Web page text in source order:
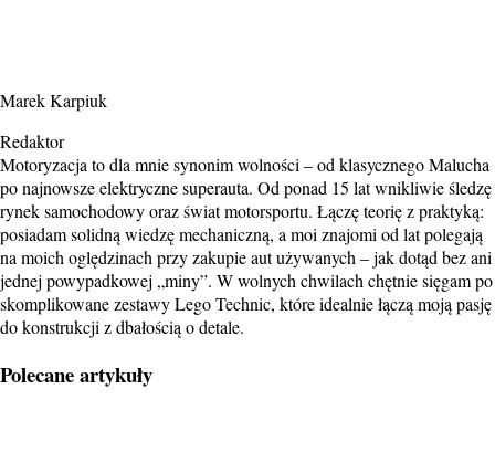
Marek Karpiuk
Redaktor
Motoryzacja to dla mnie synonim wolności – od klasycznego Malucha
po najnowsze elektryczne superauta. Od ponad 15 lat wnikliwie śledzę
rynek samochodowy oraz świat motorsportu. Łączę teorię z praktyką:
posiadam solidną wiedzę mechaniczną, a moi znajomi od lat polegają
na moich oględzinach przy zakupie aut używanych – jak dotąd bez ani
jednej powypadkowej „miny”. W wolnych chwilach chętnie sięgam po
skomplikowane zestawy Lego Technic, które idealnie łączą moją pasję
do konstrukcji z dbałością o detale.
Polecane artykuły